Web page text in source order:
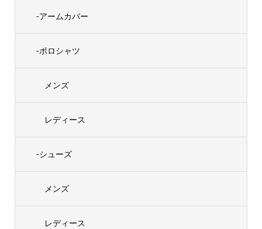
-アームカバー
-ポロシャツ
メンズ
レディース
-シューズ
メンズ
レディース